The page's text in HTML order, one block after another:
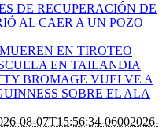
DE RECUPERACIÓN DE
AL CAER A UN POZO
EN TIROTEO
EN TAILANDIA
BROMAGE VUELVE A
SOBRE EL ALA
08-07T15:56:34-06002026-